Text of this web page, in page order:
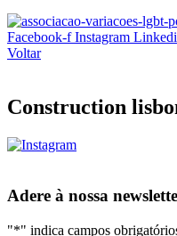
Facebook-f Instagram
Voltar
Construction
Adere à nossa
"*" indica campos